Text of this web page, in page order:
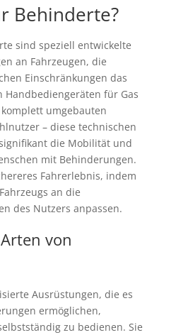
Behinderte?
sind speziell entwickelte
an Fahrzeugen, die
Einschränkungen das
Handbediengeräten für Gas
umgebauten
– diese technischen
die Mobilität und
mit Behinderungen.
Fahrerlebnis, indem
an die
des Nutzers anpassen.
von
Ausrüstungen, die es
ermöglichen,
zu bedienen. Sie